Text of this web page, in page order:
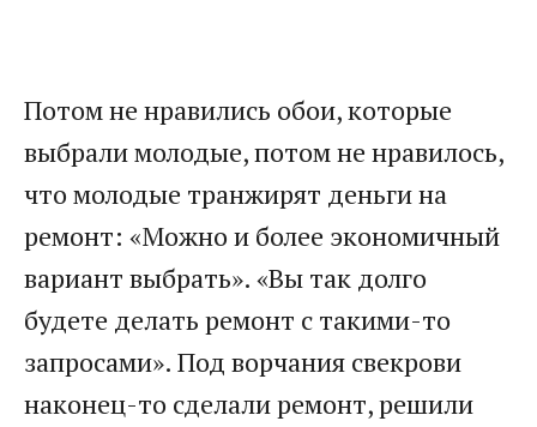
Потом не нравились обои, которые
выбрали молодые, потом не нравилось,
что молодые транжирят деньги на
ремонт: «Можно и более экономичный
вариант выбрать». «Вы так долго
будете делать ремонт с такими-то
запросами». Под ворчания свекрови
наконец-то сделали ремонт, решили